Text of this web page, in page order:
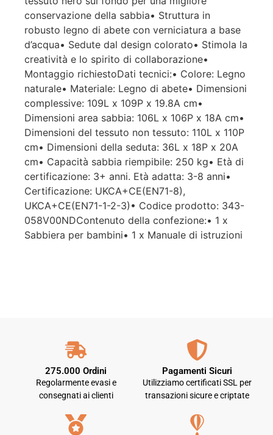
conservazione della sabbia• Struttura in
robusto legno di abete con verniciatura a base
d’acqua• Sedute dal design colorato• Stimola la
creatività e lo spirito di collaborazione•
Montaggio richiestoDati tecnici:• Colore: Legno
naturale• Materiale: Legno di abete• Dimensioni
complessive: 109L x 109P x 19.8A cm•
Dimensioni area sabbia: 106L x 106P x 18A cm•
Dimensioni del tessuto non tessuto: 110L x 110P
cm• Dimensioni della seduta: 36L x 18P x 20A
cm• Capacità sabbia riempibile: 250 kg• Età di
certificazione: 3+ anni. Età adatta: 3-8 anni•
Certificazione: UKCA+CE(EN71-8),
UKCA+CE(EN71-1-2-3)• Codice prodotto: 343-
058V00NDContenuto della confezione:• 1 x
Sabbiera per bambini• 1 x Manuale di istruzioni
275.000 Ordini
Regolarmente evasi e
consegnati ai clienti
Pagamenti Sicuri
Utilizziamo certificati SSL per
transazioni sicure e criptate